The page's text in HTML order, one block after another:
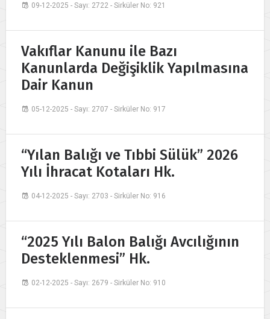
09-12-2025 - Sayı: 2722 - Sirküler No: 921
Vakıflar Kanunu ile Bazı
Kanunlarda Değişiklik Yapılmasına
Dair Kanun
05-12-2025 - Sayı: 2707 - Sirküler No: 917
“Yılan Balığı ve Tıbbi Sülük” 2026
Yılı İhracat Kotaları Hk.
04-12-2025 - Sayı: 2703 - Sirküler No: 916
“2025 Yılı Balon Balığı Avcılığının
Desteklenmesi” Hk.
02-12-2025 - Sayı: 2679 - Sirküler No: 910